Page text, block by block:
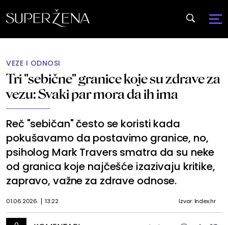
VEZE I ODNOSI
Tri "sebične" granice koje su zdrave za
vezu: Svaki par mora da ih ima
Reč "sebičan" često se koristi kada
pokušavamo da postavimo granice, no,
psiholog Mark Travers smatra da su neke
od granica koje najčešće izazivaju kritike,
zapravo, važne za zdrave odnose.
01.06.2026. 13:22 Izvor: Index.hr